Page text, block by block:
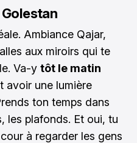
Golestan
Ambiance Qajar,
aux miroirs qui te
Va-y tôt le matin
avoir une lumière
ton temps dans
les plafonds. Et oui, tu
à regarder les gens